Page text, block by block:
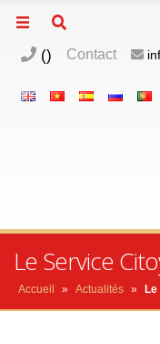
() Contact
Le Service
Accueil » Actualités »